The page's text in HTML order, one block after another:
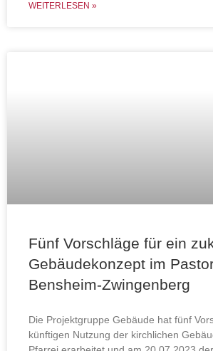
WEITERLESEN »
Fünf Vorschläge für ein
Gebäudekonzept im
Bensheim-Zwingenberg
Die Projektgruppe Gebäude hat fünf
künftigen Nutzung der kirchlichen